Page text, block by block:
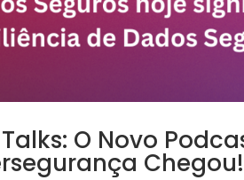
Talks: O Novo
Chegou!